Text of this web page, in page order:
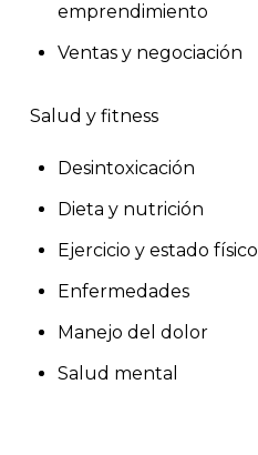
emprendimiento
Ventas y negociación
Salud y fitness
Desintoxicación
Dieta y nutrición
Ejercicio y estado físico
Enfermedades
Manejo del dolor
Salud mental